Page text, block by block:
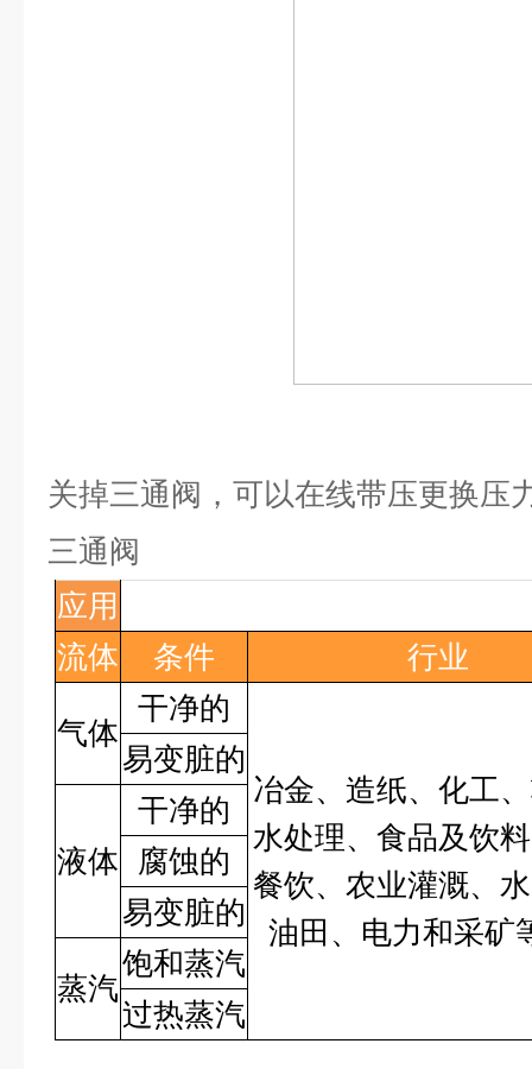
关掉三通阀，可以在线带压更换压
三通阀
应用
流体
条件 行业
气体
干净的
冶金、造纸、化工
水处理、食品及饮
餐饮、农业灌溉、
油田、电力和采矿
易变脏的
液体
干净的
腐蚀的
易变脏的
蒸汽
饱和蒸汽
过热蒸汽